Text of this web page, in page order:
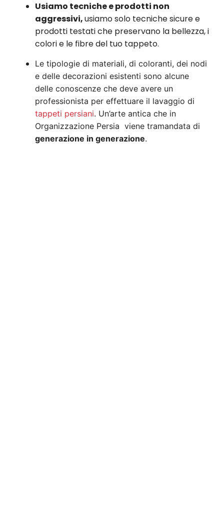
Usiamo tecniche e prodotti non
aggressivi,usiamo solo tecniche sicure e
prodotti testati che preservano la bellezza, i
colori e le fibre del tuo tappeto.
Le tipologie di materiali, di coloranti, dei nodi
e delle decorazioni esistenti sono alcune
delle conoscenze che deve avere un
professionista per effettuare il lavaggio di
tappeti persiani. Un’arte antica che in
Organizzazione Persia viene tramandata di
generazione in generazione.